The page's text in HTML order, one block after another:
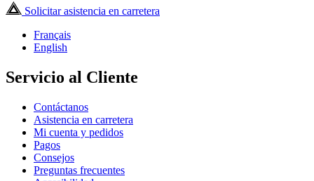
Solicitar asistencia en carretera
Français
English
Servicio al Cliente
Contáctanos
Asistencia en carretera
Mi cuenta y pedidos
Pagos
Consejos
Preguntas frecuentes